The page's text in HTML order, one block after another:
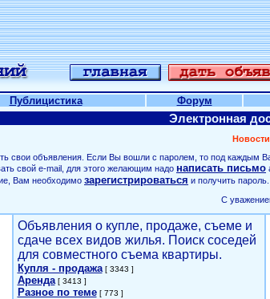
Публицистика Форум
Электронная
свои объявления. Если Вы вошли с паролем, то под каждым
свой е-mail, для этого желающим надо написать письмо
Вам необходимо зарегистрироваться и получить
С
Объявления о купле, продаже, съеме и
сдаче всех видов жилья. Поиск соседей
для совместного съема квартиры.
Купля - продажа[ 3343 ]
Аренда[ 3413 ]
Разное по теме[ 773 ]